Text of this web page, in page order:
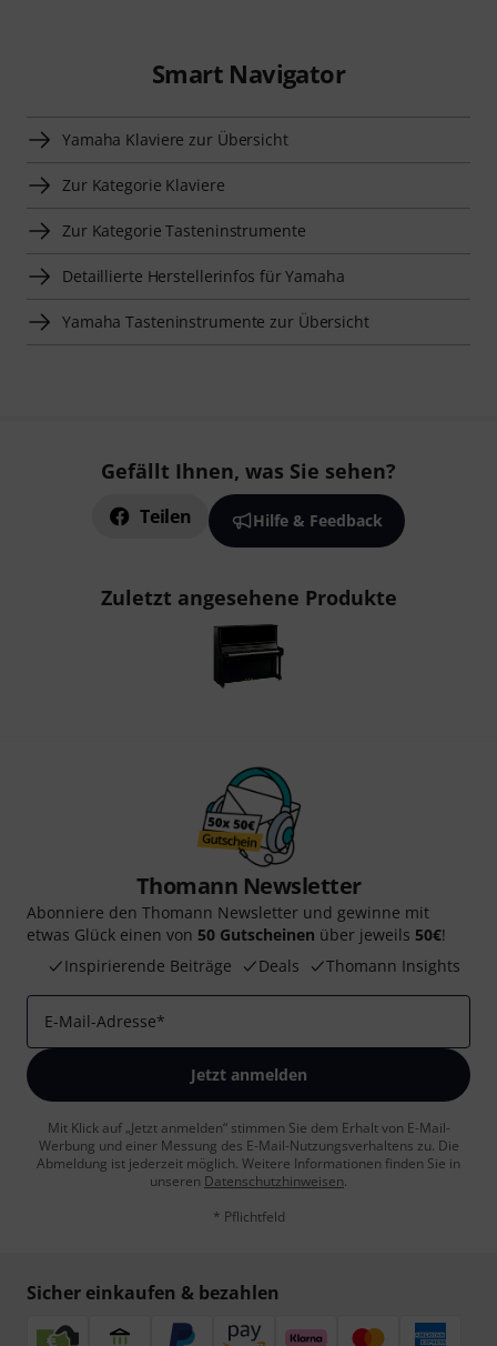
Smart Navigator
Yamaha Klaviere zur Übersicht
Zur Kategorie Klaviere
Zur Kategorie Tasteninstrumente
Detaillierte Herstellerinfos für Yamaha
Yamaha Tasteninstrumente zur Übersicht
Gefällt Ihnen, was Sie sehen?
Teilen Hilfe & Feedback
Zuletzt angesehene Produkte
Thomann Newsletter
Abonniere den Thomann Newsletter und gewinne mit
etwas Glück einen von 50 Gutscheinen über jeweils 50€!
Inspirierende Beiträge
Deals Thomann Insights
E-Mail-Adresse*
Jetzt anmelden
Mit Klick auf „Jetzt anmelden“ stimmen Sie dem Erhalt von E-Mail-
Werbung und einer Messung des E-Mail-Nutzungsverhaltens zu. Die
Abmeldung ist jederzeit möglich. Weitere Informationen finden Sie in
unseren Datenschutzhinweisen.
* Pflichtfeld
Sicher einkaufen & bezahlen